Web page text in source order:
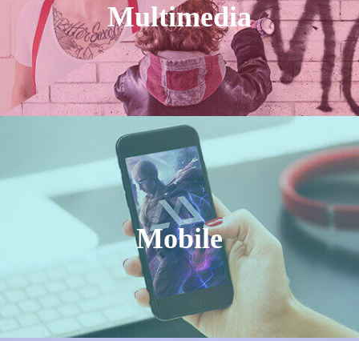
Multimedia
Mobile